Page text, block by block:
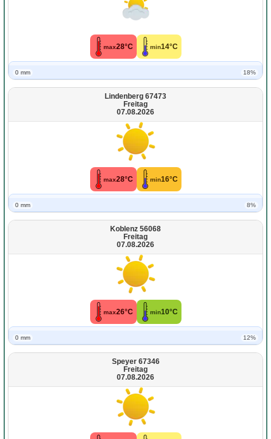
max28°C min14°C
0 mm 18%
Lindenberg 67473
Freitag
07.08.2026
max28°C min16°C
0 mm 8%
Koblenz 56068
Freitag
07.08.2026
max26°C min10°C
0 mm 12%
Speyer 67346
Freitag
07.08.2026